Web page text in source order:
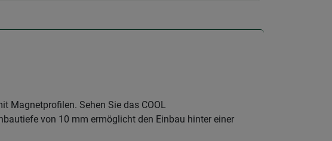
Magnetprofilen. Sehen Sie das COOL
von 10 mm ermöglicht den Einbau hinter einer